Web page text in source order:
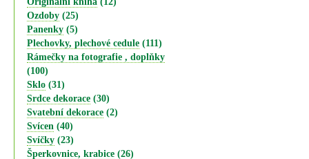
Ozdoby (25)
Panenky (5)
Plechovky, plechové cedule (111)
Rámečky na fotografie , doplňky
(100)
Sklo (31)
Srdce dekorace (30)
Svatební dekorace (2)
Svícen (40)
Svíčky (23)
Šperkovnice, krabice (26)